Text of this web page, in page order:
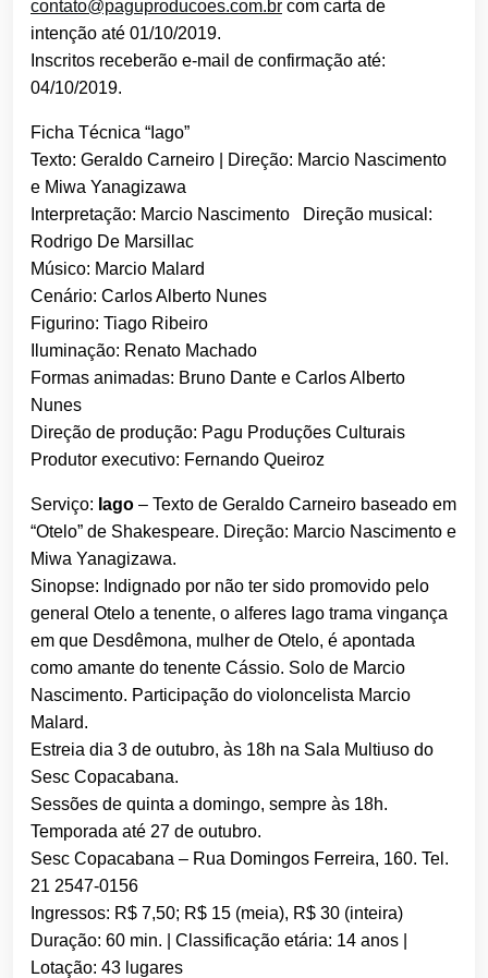
contato@paguproducoes.com.br com carta de
intenção até 01/10/2019.
Inscritos receberão e-mail de confirmação até:
04/10/2019.
Ficha Técnica “Iago”
Texto: Geraldo Carneiro | Direção: Marcio Nascimento
e Miwa Yanagizawa
Interpretação: Marcio Nascimento Direção musical:
Rodrigo De Marsillac
Músico: Marcio Malard
Cenário: Carlos Alberto Nunes
Figurino: Tiago Ribeiro
Iluminação: Renato Machado
Formas animadas: Bruno Dante e Carlos Alberto
Nunes
Direção de produção: Pagu Produções Culturais
Produtor executivo: Fernando Queiroz
Serviço: Iago – Texto de Geraldo Carneiro baseado em
“Otelo” de Shakespeare. Direção: Marcio Nascimento e
Miwa Yanagizawa.
Sinopse: Indignado por não ter sido promovido pelo
general Otelo a tenente, o alferes Iago trama vingança
em que Desdêmona, mulher de Otelo, é apontada
como amante do tenente Cássio. Solo de Marcio
Nascimento. Participação do violoncelista Marcio
Malard.
Estreia dia 3 de outubro, às 18h na Sala Multiuso do
Sesc Copacabana.
Sessões de quinta a domingo, sempre às 18h.
Temporada até 27 de outubro.
Sesc Copacabana – Rua Domingos Ferreira, 160. Tel.
21 2547-0156
Ingressos: R$ 7,50; R$ 15 (meia), R$ 30 (inteira)
Duração: 60 min. | Classificação etária: 14 anos |
Lotação: 43 lugares